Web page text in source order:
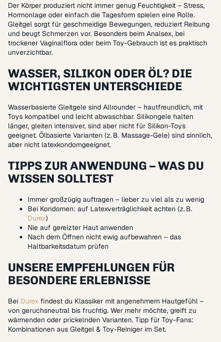
Der Körper produziert nicht immer genug Feuchtigkeit – Stress,
Hormonlage oder einfach die Tagesform spielen eine Rolle.
Gleitgel sorgt für geschmeidige Bewegungen, reduziert Reibung
und beugt Schmerzen vor. Besonders beim Analsex, bei
trockener Vaginalflora oder beim Toy-Gebrauch ist es praktisch
unverzichtbar.
WASSER, SILIKON ODER ÖL? DIE
WICHTIGSTEN UNTERSCHIEDE
Wasserbasierte Gleitgele sind Allrounder – hautfreundlich, mit
Toys kompatibel und leicht abwaschbar. Silikongele halten
länger, gleiten intensiver, sind aber nicht für Silikon-Toys
geeignet. Ölbasierte Varianten (z. B. Massage-Gele) sind sinnlich,
aber nicht latexkondomgeeignet.
TIPPS ZUR ANWENDUNG – WAS DU
WISSEN SOLLTEST
Immer großzügig auftragen – lieber zu viel als zu wenig
Bei Kondomen: auf Latexverträglichkeit achten (z. B.
Durex)
Nie auf gereizter Haut anwenden
Nach dem Öffnen nicht ewig aufbewahren – das
Haltbarkeitsdatum prüfen
UNSERE EMPFEHLUNGEN FÜR
BESONDERE ERLEBNISSE
Bei Durex findest du Klassiker mit angenehmem Hautgefühl –
von geruchsneutral bis fruchtig. Wer mehr möchte, greift zu
wärmenden oder prickelnden Varianten. Tipp für Toy-Fans:
Kombinationen aus Gleitgel & Toy-Reiniger im Set.